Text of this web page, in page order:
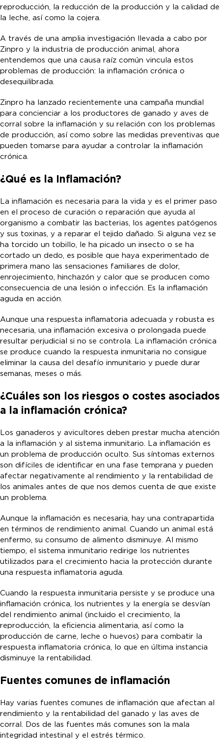
reproducción, la reducción de la producción y la calidad de
la leche, así como la cojera.
A través de una amplia investigación llevada a cabo por
Zinpro y la industria de producción animal, ahora
entendemos que una causa raíz común vincula estos
problemas de producción: la inflamación crónica o
desequilibrada.
Zinpro ha lanzado recientemente una campaña mundial
para concienciar a los productores de ganado y aves de
corral sobre la inflamación y su relación con los problemas
de producción, así como sobre las medidas preventivas que
pueden tomarse para ayudar a controlar la inflamación
crónica.
¿Qué es la Inflamación?
La inflamación es necesaria para la vida y es el primer paso
en el proceso de curación o reparación que ayuda al
organismo a combatir las bacterias, los agentes patógenos
y sus toxinas, y a reparar el tejido dañado. Si alguna vez se
ha torcido un tobillo, le ha picado un insecto o se ha
cortado un dedo, es posible que haya experimentado de
primera mano las sensaciones familiares de dolor,
enrojecimiento, hinchazón y calor que se producen como
consecuencia de una lesión o infección. Es la inflamación
aguda en acción.
Aunque una respuesta inflamatoria adecuada y robusta es
necesaria, una inflamación excesiva o prolongada puede
resultar perjudicial si no se controla. La inflamación crónica
se produce cuando la respuesta inmunitaria no consigue
eliminar la causa del desafío inmunitario y puede durar
semanas, meses o más.
¿Cuáles son los riesgos o costes asociados
a la inflamación crónica?
Los ganaderos y avicultores deben prestar mucha atención
a la inflamación y al sistema inmunitario. La inflamación es
un problema de producción oculto. Sus síntomas externos
son difíciles de identificar en una fase temprana y pueden
afectar negativamente al rendimiento y la rentabilidad de
los animales antes de que nos demos cuenta de que existe
un problema.
Aunque la inflamación es necesaria, hay una contrapartida
en términos de rendimiento animal. Cuando un animal está
enfermo, su consumo de alimento disminuye. Al mismo
tiempo, el sistema inmunitario redirige los nutrientes
utilizados para el crecimiento hacia la protección durante
una respuesta inflamatoria aguda.
Cuando la respuesta inmunitaria persiste y se produce una
inflamación crónica, los nutrientes y la energía se desvían
del rendimiento animal (incluido el crecimiento, la
reproducción, la eficiencia alimentaria, así como la
producción de carne, leche o huevos) para combatir la
respuesta inflamatoria crónica, lo que en última instancia
disminuye la rentabilidad.
Fuentes comunes de inflamación
Hay varias fuentes comunes de inflamación que afectan al
rendimiento y la rentabilidad del ganado y las aves de
corral. Dos de las fuentes más comunes son la mala
integridad intestinal y el estrés térmico.